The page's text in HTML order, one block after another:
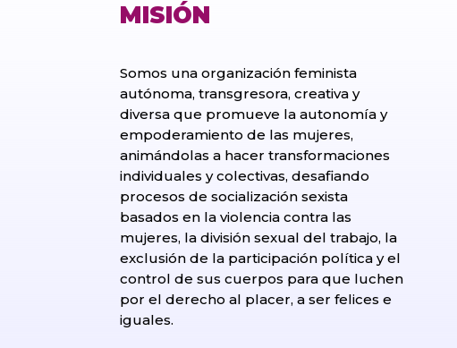
MISIÓN
Somos una organización feminista
autónoma, transgresora, creativa y
diversa que promueve la autonomía y
empoderamiento de las mujeres,
animándolas a hacer transformaciones
individuales y colectivas, desafiando
procesos de socialización sexista
basados en la violencia contra las
mujeres, la división sexual del trabajo, la
exclusión de la participación política y el
control de sus cuerpos para que luchen
por el derecho al placer, a ser felices e
iguales.